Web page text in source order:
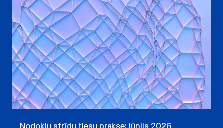
Nodokļu strīdu tiesu prakse: jūnijs 2026